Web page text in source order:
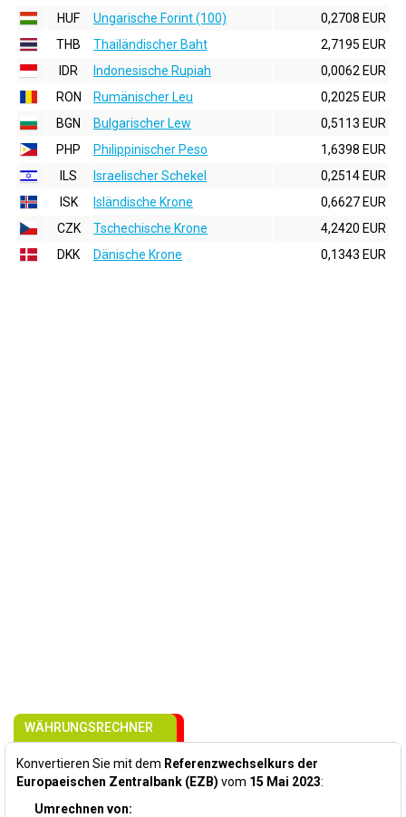
HUF
Ungarische Forint (100)
0,2708 EUR
THB
Thailändischer Baht
2,7195 EUR
IDR
Indonesische Rupiah
0,0062 EUR
RON
Rumänischer Leu
0,2025 EUR
BGN
Bulgarischer Lew
0,5113 EUR
PHP
Philippinischer Peso
1,6398 EUR
ILS
Israelischer Schekel
0,2514 EUR
ISK
Isländische Krone
0,6627 EUR
CZK
Tschechische Krone
4,2420 EUR
DKK
Dänische Krone 0,1343 EUR
WÄHRUNGSRECHNER
Konvertieren Sie mit dem Referenzwechselkurs der
Europaeischen Zentralbank (EZB) vom 15 Mai 2023:
Umrechnen von: